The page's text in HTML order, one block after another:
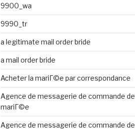
9900_wa
9990_tr
a legitimate mail order bride
a mail order bride
Acheter la mariГ©e par correspondance
Agence de messagerie de commande de
mariГ©e
Agence de messagerie de commande de